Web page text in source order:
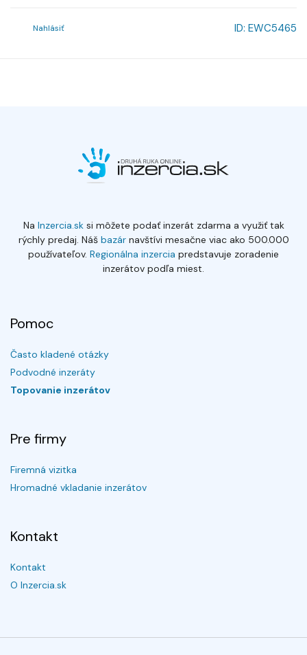
Nahlásiť ID: EWC5465
Na Inzercia.sksi môžete podať inzerát zdarma a využiť tak
rýchly predaj. Náš bazárnavštívi mesačne viac ako 500.000
používateľov. Regionálna inzercia predstavuje zoradenie
inzerátov podľa miest.
Pomoc
Často kladené otázky
Podvodné inzeráty
Topovanie inzerátov
Pre firmy
Firemná vizitka
Hromadné vkladanie inzerátov
Kontakt
Kontakt
O Inzercia.sk